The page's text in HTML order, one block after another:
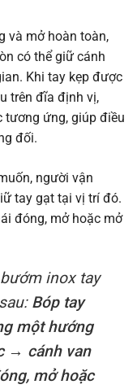
và mở hoàn toàn,
có thể giữ cánh
Khi tay kẹp được
trên đĩa định vị,
tương ứng, giúp điều
đối.
người vận
tay gạt tại vị trí đó.
đóng, mở hoặc mở
inox tay
Bóp tay
một hướng
→ cánh van
mở hoặc